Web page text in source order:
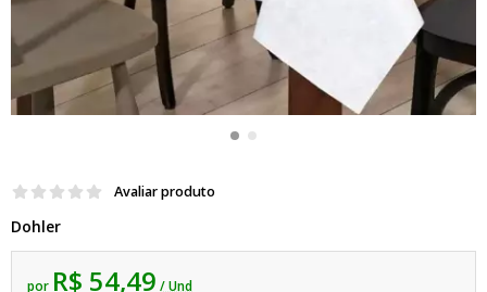
Avaliar produto
Dohler
por R$ 54,49 / Und